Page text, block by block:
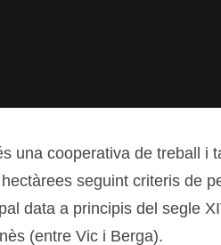
una cooperativa de treball i
seguint criteris de
data a principis del segle
(entre Vic i Berga).